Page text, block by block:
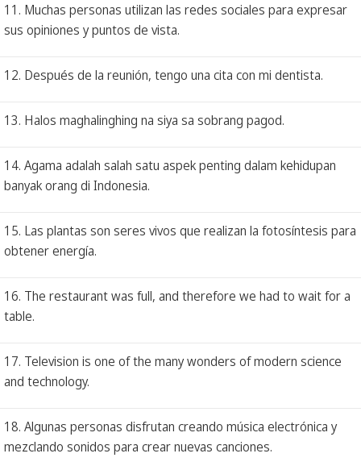
11. Muchas personas utilizan las redes sociales para expresar
sus opiniones y puntos de vista.
12. Después de la reunión, tengo una cita con mi dentista.
13. Halos maghalinghing na siya sa sobrang pagod.
14. Agama adalah salah satu aspek penting dalam kehidupan
banyak orang di Indonesia.
15. Las plantas son seres vivos que realizan la fotosíntesis para
obtener energía.
16. The restaurant was full, and therefore we had to wait for a
table.
17. Television is one of the many wonders of modern science
and technology.
18. Algunas personas disfrutan creando música electrónica y
mezclando sonidos para crear nuevas canciones.